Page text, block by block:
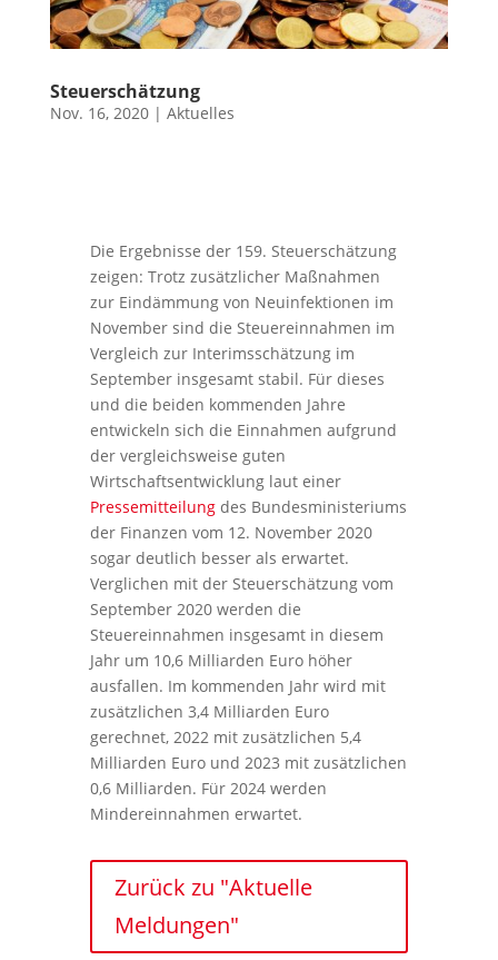
Steuerschätzung
Nov. 16, 2020| Aktuelles
Die Ergebnisse der 159. Steuerschätzung
zeigen: Trotz zusätzlicher Maßnahmen
zur Eindämmung von Neuinfektionen im
November sind die Steuereinnahmen im
Vergleich zur Interimsschätzung im
September insgesamt stabil. Für dieses
und die beiden kommenden Jahre
entwickeln sich die Einnahmen aufgrund
der vergleichsweise guten
Wirtschaftsentwicklung laut einer
Pressemitteilungdes Bundesministeriums
der Finanzen vom 12. November 2020
sogar deutlich besser als erwartet.
Verglichen mit der Steuerschätzung vom
September 2020 werden die
Steuereinnahmen insgesamt in diesem
Jahr um 10,6 Milliarden Euro höher
ausfallen. Im kommenden Jahr wird mit
zusätzlichen 3,4 Milliarden Euro
gerechnet, 2022 mit zusätzlichen 5,4
Milliarden Euro und 2023 mit zusätzlichen
0,6 Milliarden. Für 2024 werden
Mindereinnahmen erwartet.
Zurück zu "Aktuelle
Meldungen"